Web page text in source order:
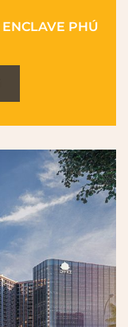
PHÚ